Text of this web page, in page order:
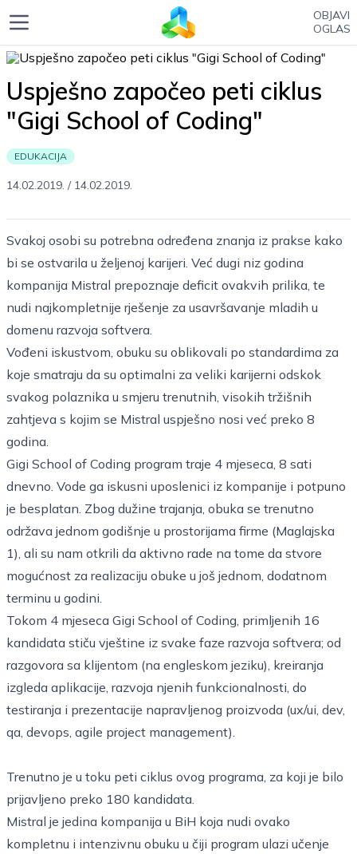
OBJAVI
OGLAS
Uspješno započeo peti ciklus
"Gigi School of Coding"
EDUKACIJA
14.02.2019. / 14.02.2019.
Svakoj osobi su potrebna određena znanja iz prakse kako
bi se ostvarila u željenoj karijeri. Već dugi niz godina
kompanija Mistral prepoznaje deficit ovakvih prilika, te
nudi najkompletnije rješenje za usavršavanje mladih u
domenu razvoja softvera.
Vođeni iskustvom, obuku su oblikovali po standardima za
koje smatraju da su optimalni za veliki karijerni odskok
svakog polaznika u smjeru trenutnih, visokih tržišnih
zahtjeva s kojim se Mistral uspješno nosi već preko 8
godina.
Gigi School of Coding program traje 4 mjeseca, 8 sati
dnevno. Vode ga iskusni uposlenici iz kompanije i potpuno
je besplatan. Zbog dužine trajanja, obuka se trenutno
održava jednom godišnje u prostorijama firme (Maglajska
1), ali su nam otkrili da aktivno rade na tome da stvore
mogućnost za realizaciju obuke u još jednom, dodatnom
terminu u godini.
Tokom 4 mjeseca Gigi School of Coding, primljenih 16
kandidata stiču vještine iz svake faze razvoja softvera; od
razgovora sa klijentom (na engleskom jeziku), kreiranja
izgleda aplikacije, razvoja njenih funkcionalnosti, do
testiranja i prezentacije napravljenog proizvoda (ux/ui, dev,
qa, devops, agile project management).
Trenutno je u toku peti ciklus ovog programa, za koji je bilo
prijavljeno preko 180 kandidata.
Mistral je jedina kompanija u BiH koja nudi ovako
kompletnu i intenzivnu obuku u čiji program ulazi učenje